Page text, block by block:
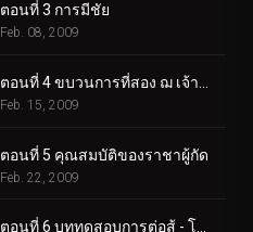
ตอนที่ 3 การมีชัย
Feb. 08, 2009
Feb. 15, 2009
ตอนที่ 5 คุณสมบัติของราชาผู้กัด
Feb. 22, 2009
ตอนที่ 6 บททดสอบการต่อสู้ - โลกแห่งริวกิ